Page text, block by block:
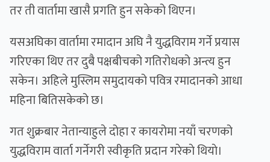
तर ती वार्तामा खासै प्रगति हुन सकेको थिएन।
यसअघिका वार्तामा रमादान अघि नै युद्धविराम गर्ने प्रयास
गरिएका थिए तर दुबै पक्षबीचको गतिरोधको अन्त्य हुन
सकेन। अहिले मुस्लिम समुदायको पवित्र रमादानको आधा
महिना बितिसकेको छ।
गत शुक्रबार नेतान्याहुले दोहा र कायरोमा नयाँ चरणको
युद्धविराम वार्ता गर्नेगरी स्वीकृति प्रदान गरेकाे थियाे।